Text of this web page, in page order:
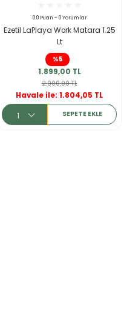
0.0 Puan - 0 Yorumlar
Ezetil LaPlaya Work Matara 1.25
Lt
%5
1.899,00 TL
2.000,00 TL
Havale ile: 1.804,05 TL
SEPETE EKLE